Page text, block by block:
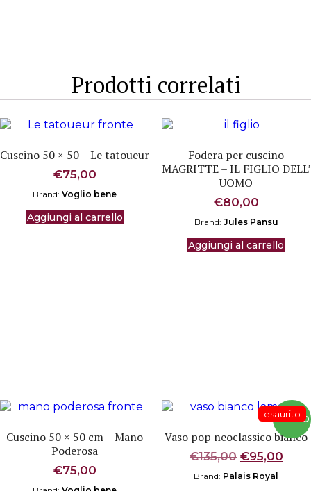
Prodotti correlati
Cuscino 50 × 50 – Le tatoueur
€75,00
Brand:Voglio bene
Aggiungi al carrello
Fodera per cuscino
MAGRITTE – IL FIGLIO DELL’
UOMO
€80,00
Brand: Jules Pansu
Aggiungi al carrello
Cuscino 50 × 50 cm – Mano
Poderosa
€75,00
Vaso pop neoclassico bianco
€135,00 Il
prezzo
originale
€95,00Il
Brand: Palais Royal